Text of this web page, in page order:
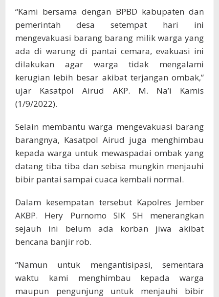
“Kami bersama dengan BPBD kabupaten dan
pemerintah desa setempat hari ini
mengevakuasi barang barang milik warga yang
ada di warung di pantai cemara, evakuasi ini
dilakukan agar warga tidak mengalami
kerugian lebih besar akibat terjangan ombak,”
ujar Kasatpol Airud AKP. M. Na’i Kamis
(1/9/2022).
Selain membantu warga mengevakuasi barang
barangnya, Kasatpol Airud juga menghimbau
kepada warga untuk mewaspadai ombak yang
datang tiba tiba dan sebisa mungkin menjauhi
bibir pantai sampai cuaca kembali normal.
Dalam kesempatan tersebut Kapolres Jember
AKBP. Hery Purnomo SIK SH menerangkan
sejauh ini belum ada korban jiwa akibat
bencana banjir rob.
“Namun untuk mengantisipasi, sementara
waktu kami menghimbau kepada warga
maupun pengunjung untuk menjauhi bibir